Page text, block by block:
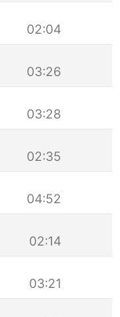
02:04
03:26
03:28
02:35
04:52
02:14
03:21